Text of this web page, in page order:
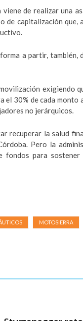
de realizar una
de capitalización que,
a partir, también,
exigiendo
el 30% de cada monto
no jerárquicos.
recuperar la salud
Pero la
para sostener
MOTOSIERRA